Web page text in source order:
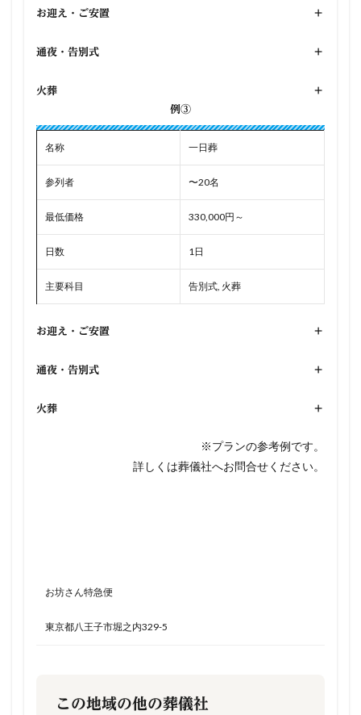
お迎え・ご安置 +
通夜・告別式 +
火葬
+
例③
名称 一日葬
参列者 〜20名
最低価格 330,000円～
日数 1日
主要科目 告別式, 火葬
お迎え・ご安置 +
通夜・告別式 +
火葬 +
※プランの参考例です。
詳しくは葬儀社へお問合せください。
お坊さん特急便
東京都八王子市堀之内329-5
この地域の他の葬儀社